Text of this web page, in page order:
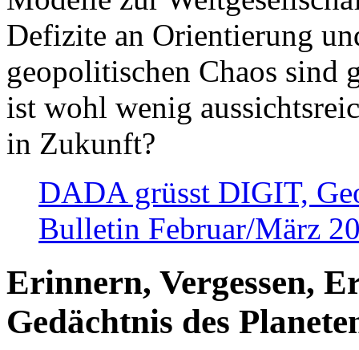
Defizite an Orientierung
geopolitischen Chaos sind
ist wohl wenig
in Zukunft?
DADA grüsst DIGIT,
Bulletin Februar/März
Erinnern, Vergessen,
Gedächtnis des